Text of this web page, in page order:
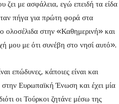
με ασφάλεια, εγώ επειδή τα είδα
πήγα για πρώτη φορά στα
ολοσέλιδα στην «Καθημερινή» και
μου με ότι συνέβη στο νησί αυτό».
επώδυνες, κάποιες είναι και
στην Ευρωπαϊκή Ένωση και έχει μία
οι Τούρκοι ζητάνε μέσω της